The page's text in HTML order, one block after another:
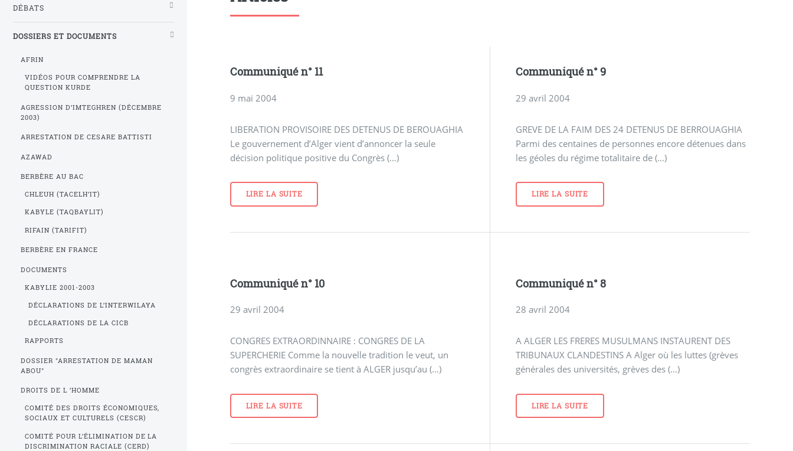
Communiqué n° 11
9 mai 2004
LIBERATION PROVISOIRE DES DETENUS DE BEROUAGHIA
Le gouvernement d’Alger vient d’annoncer la seule
décision politique positive du Congrès (…)
LIRE LA SUITE
Communiqué n° 9
29 avril 2004
GREVE DE LA FAIM DES 24 DETENUS DE BERROUAGHIA
Parmi des centaines de personnes encore détenues dans
les géoles du régime totalitaire de (…)
LIRE LA SUITE
Communiqué n° 10
29 avril 2004
CONGRES EXTRAORDINNAIRE : CONGRES DE LA
SUPERCHERIE Comme la nouvelle tradition le veut, un
congrès extraordinaire se tient à ALGER jusqu’au (…)
LIRE LA SUITE
Communiqué n° 8
28 avril 2004
A ALGER LES FRERES MUSULMANS INSTAURENT DES
TRIBUNAUX CLANDESTINS A Alger où les luttes (grèves
générales des universités, grèves des (…)
LIRE LA SUITE
DÉBATS
DOSSIERS ET DOCUMENTS
AFRIN
VIDÉOS POUR COMPRENDRE LA
QUESTION KURDE
AGRESSION D’IMTEGHREN (DÉCEMBRE
2003)
ARRESTATION DE CESARE BATTISTI
AZAWAD
BERBÈRE AU BAC
CHLEUH (TACELH’IT)
KABYLE (TAQBAYLIT)
RIFAIN (TARIFIT)
BERBÈRE EN FRANCE
DOCUMENTS
KABYLIE 2001-2003
DÉCLARATIONS DE L’INTERWILAYA
DÉCLARATIONS DE LA CICB
RAPPORTS
DOSSIER "ARRESTATION DE MAMAN
ABOU"
DROITS DE L ’HOMME
COMITÉ DES DROITS ÉCONOMIQUES,
SOCIAUX ET CULTURELS (CESCR)
COMITÉ POUR L’ÉLIMINATION DE LA
DISCRIMINATION RACIALE (CERD)